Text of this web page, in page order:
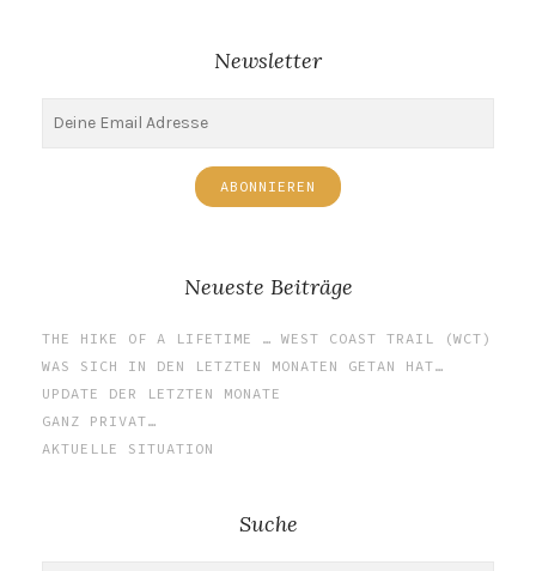
Newsletter
Neueste Beiträge
THE HIKE OF A LIFETIME … WEST COAST TRAIL (WCT)
WAS SICH IN DEN LETZTEN MONATEN GETAN HAT…
UPDATE DER LETZTEN MONATE
GANZ PRIVAT…
AKTUELLE SITUATION
Suche